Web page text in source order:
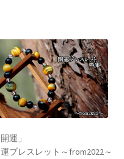
開運」
ブレスレット～from2022～